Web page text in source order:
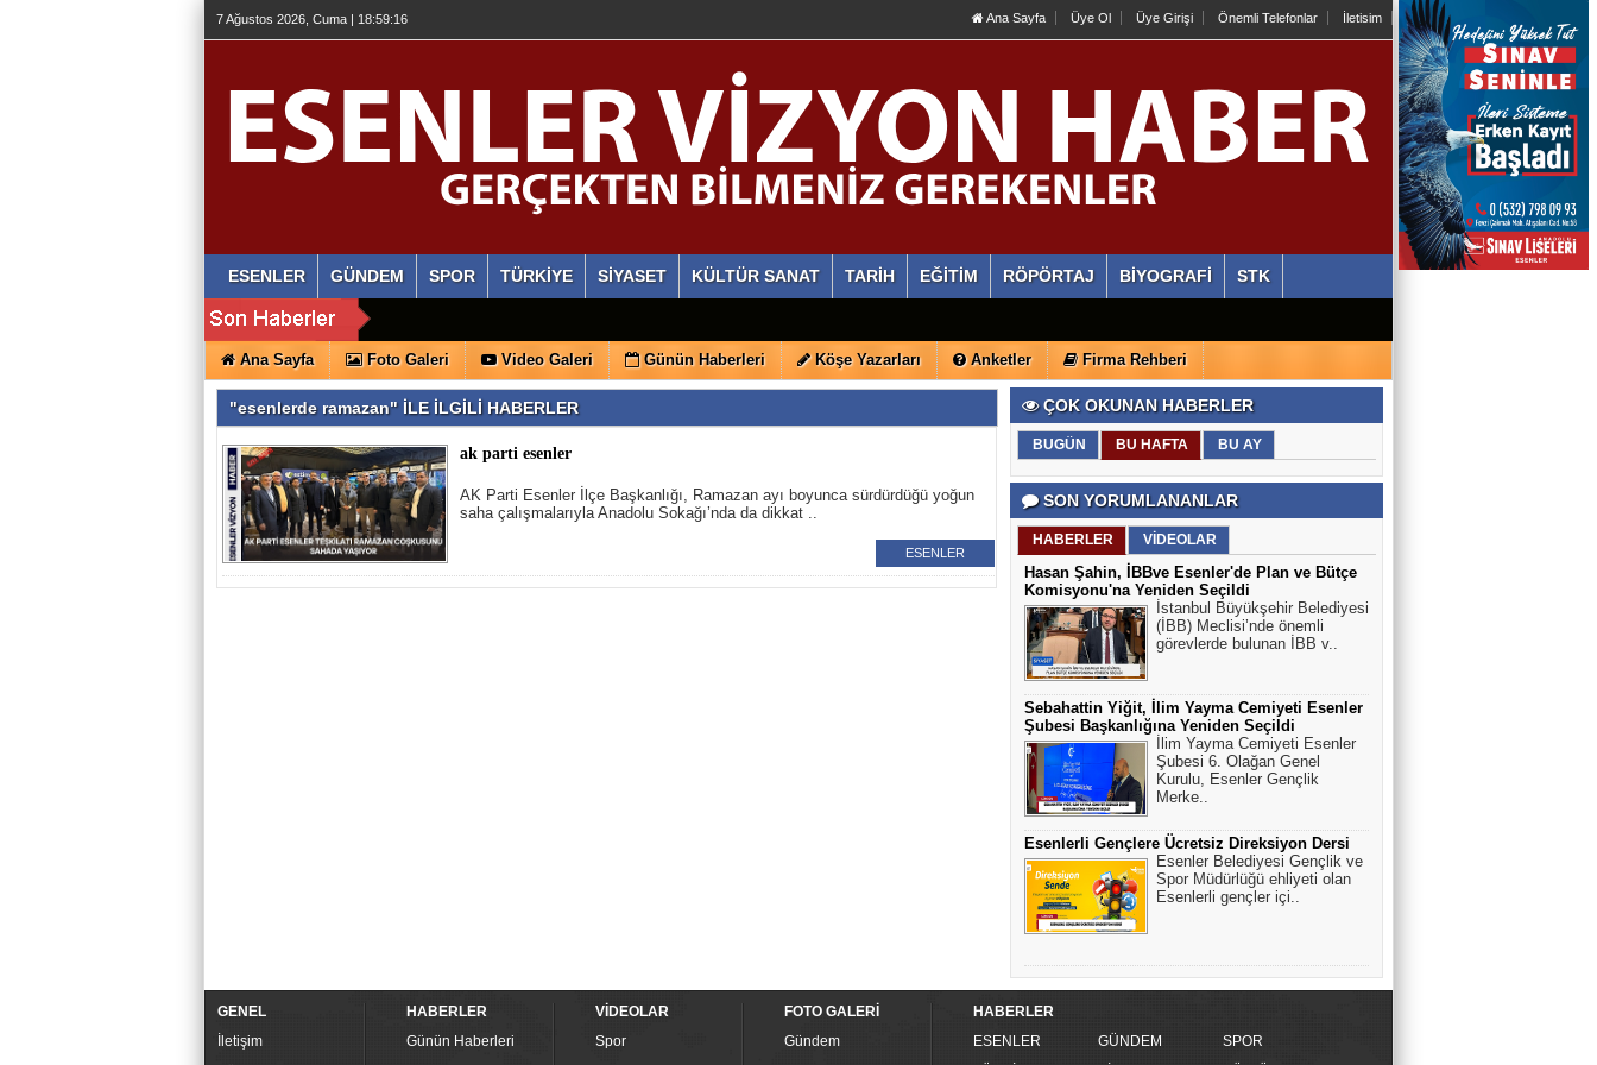
7 Ağustos 2026, Cuma | 18:59:17 Ana Sayfa Üye Ol Üye Girişi Önemli Telefonlar İletisim
ESENLER GÜNDEM SPOR TÜRKİYE SİYASET KÜLTÜR SANAT TARİH EĞİTİM RÖPÖRTAJ BİYOGRAFİ STK
Ana Sayfa Foto Galeri Video Galeri Günün Haberleri Köşe Yazarları Anketler Firma Rehberi
"esenlerde ramazan" İLE İLGİLİ HABERLER
ak parti esenler
AK Parti Esenler İlçe Başkanlığı, Ramazan ayı boyunca sürdürdüğü yoğun
saha çalışmalarıyla Anadolu Sokağı’nda da dikkat ..
ESENLER
ÇOK OKUNAN HABERLER
BUGÜN BU HAFTA BU AY
SON YORUMLANANLAR
HABERLER VİDEOLAR
Hasan Şahin, İBBve Esenler'de Plan ve Bütçe
Komisyonu'na Yeniden Seçildi
İstanbul Büyükşehir Belediyesi
(İBB) Meclisi’nde önemli
görevlerde bulunan İBB v..
Sebahattin Yiğit, İlim Yayma Cemiyeti Esenler
Şubesi Başkanlığına Yeniden Seçildi
İlim Yayma Cemiyeti Esenler
Şubesi 6. Olağan Genel
Kurulu, Esenler Gençlik
Merke..
Esenlerli Gençlere Ücretsiz Direksiyon Dersi
Esenler Belediyesi Gençlik ve
Spor Müdürlüğü ehliyeti olan
Esenlerli gençler içi..
GENEL
İletişim
HABERLER
Günün Haberleri
VİDEOLAR
Spor
FOTO GALERİ
Gündem
HABERLER
ESENLER
GÜNDEM
SPOR